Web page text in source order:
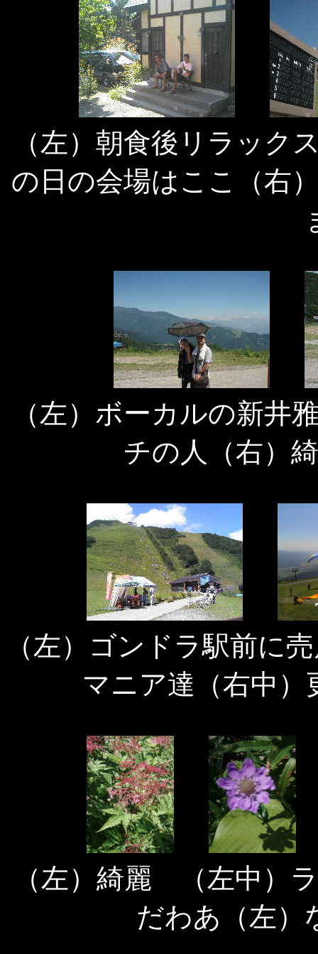
（左）朝食後リラック
の日の会場はここ（右
（左）ボーカルの新井
チの人（右）
（左）ゴンドラ駅前に
マニア達（右中
（左）綺麗 （左中）
だわあ（左）